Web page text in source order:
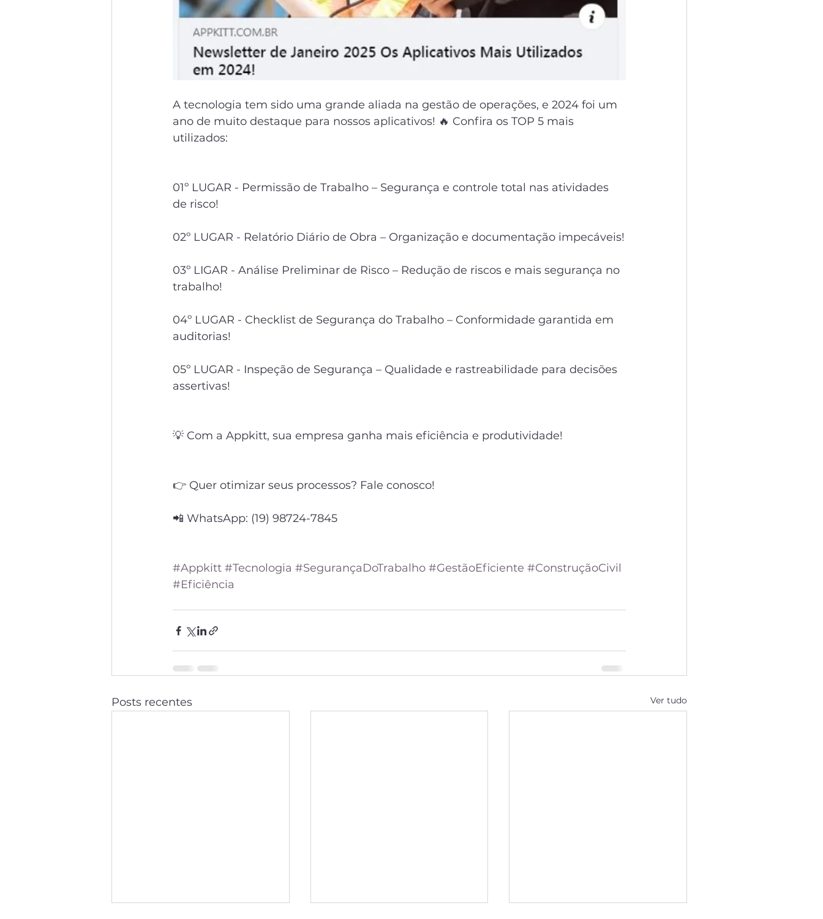
A tecnologia tem sido uma grande aliada na gestão de operações, e 2024 foi um
ano de muito destaque para nossos aplicativos! 🔥 Confira os TOP 5 mais
utilizados:
01º LUGAR - Permissão de Trabalho – Segurança e controle total nas atividades
de risco!
02º LUGAR - Relatório Diário de Obra – Organização e documentação impecáveis!
03º LIGAR - Análise Preliminar de Risco – Redução de riscos e mais segurança no
trabalho!
04º LUGAR - Checklist de Segurança do Trabalho – Conformidade garantida em
auditorias!
05º LUGAR - Inspeção de Segurança – Qualidade e rastreabilidade para decisões
assertivas!
💡 Com a Appkitt, sua empresa ganha mais eficiência e produtividade!
👉 Quer otimizar seus processos? Fale conosco!
📲 WhatsApp: (19) 98724-7845
#Appkitt #Tecnologia #SegurançaDoTrabalho #GestãoEficiente #ConstruçãoCivil
#Eficiência
Posts recentes Ver tudo